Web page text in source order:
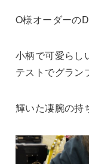
O様オーダーの
小柄で可愛らし
テストでグラン
輝いた凄腕の持